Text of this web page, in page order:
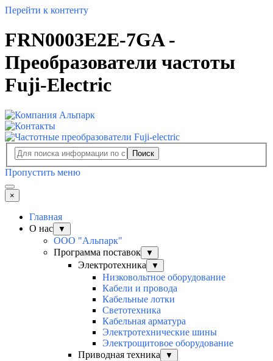
Перейти к контенту
FRN0003E2E-7GA -
Преобразователи частоты
Fuji-Electric
Поиск
Пропустить меню
×
Главная
О нас
▼
ООО "Альпарк"
Программа поставок
▼
Электротехника ▼
Низковольтное оборудование
Кабели и провода
Кабельные лотки
Светотехника
Кабельная арматура
Электротехнические шины
Электрощитовое оборудование
Приводная техника
▼